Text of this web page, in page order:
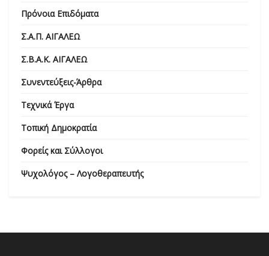
Πρόνοια Επιδόματα
Σ.Α.Π. ΑΙΓΑΛΕΩ
Σ.Β.Α.Κ. ΑΙΓΑΛΕΩ
Συνεντεύξεις-Άρθρα
Τεχνικά Έργα
Τοπική Δημοκρατία
Φορείς και Σύλλογοι
Ψυχολόγος – Λογοθεραπευτής